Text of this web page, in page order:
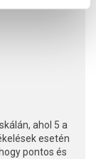
ahol 5 a
esetén
pontos és